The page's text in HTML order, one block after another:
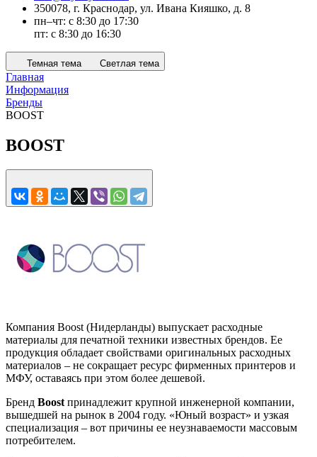
350078, г. Краснодар, ул. Ивана Кияшко, д. 8
пн–чт: с 8:30 до 17:30
пт: с 8:30 до 16:30
Темная тема Светлая тема
Главная
Информация
Бренды
BOOST
BOOST
Компания Boost (Нидерланды) выпускает расходные
материалы для печатной техники известных брендов. Ее
продукция обладает свойствами оригинальных расходных
материалов – не сокращает ресурс фирменных принтеров и
МФУ, оставаясь при этом более дешевой.
Бренд Boost принадлежит крупной инженерной компании,
вышедшей на рынок в 2004 году. «Юный возраст» и узкая
специализация – вот причины ее неузнаваемости массовым
потребителем.